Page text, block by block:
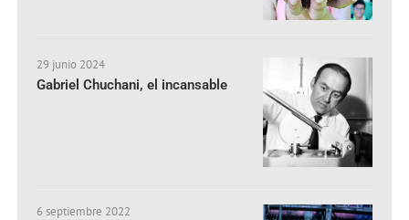
29 junio 2024
Gabriel Chuchani, el incansable
6 septiembre 2022